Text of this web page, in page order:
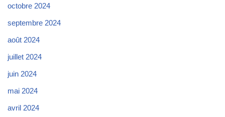
octobre 2024
septembre 2024
août 2024
juillet 2024
juin 2024
mai 2024
avril 2024